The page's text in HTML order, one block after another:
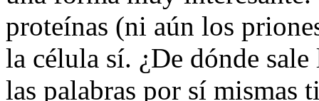
proteínas (ni aún los
la célula sí. ¿De dónde
las palabras por sí mismas